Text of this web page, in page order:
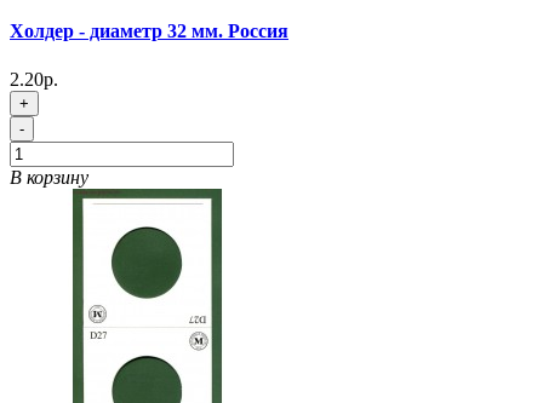
Холдер - диаметр 32 мм. Россия
2.20р.
+
-
В корзину